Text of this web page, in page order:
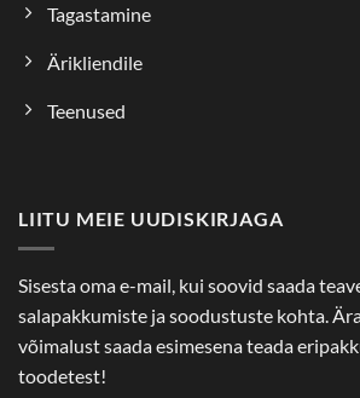
Tagastamine
Ärikliendile
Teenused
LIITU MEIE UUDISKIRJAGA
Sisesta oma e-mail, kui soovid saada
salapakkumiste ja soodustuste kohta.
võimalust saada esimesena teada
toodetest!